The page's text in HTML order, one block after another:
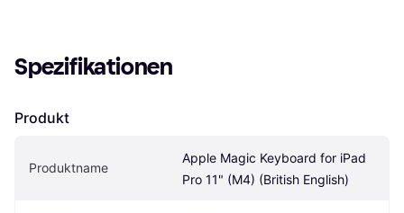
Spezifikationen
Produkt
Produktname
Apple Magic Keyboard for iPad
Pro 11" (M4) (British English)